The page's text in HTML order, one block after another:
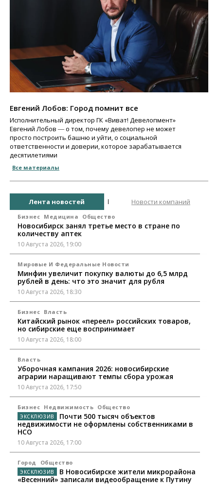
Евгений Лобов: Город помнит все
Исполнительный директор ГК «Виват! Девелопмент»
Евгений Лобов ― о том, почему девелопер не может
просто построить башню и уйти, о социальной
ответственности и доверии, которое зарабатывается
десятилетиями
Все материалы
Лента новостей Новости компаний
Бизнес Медицина Общество
Новосибирск занял третье место в стране по
количеству аптек
10 Августа 2026, 19:00
Мировые И Федеральные Новости
Минфин увеличит покупку валюты до 6,5 млрд
рублей в день: что это значит для рубля
10 Августа 2026, 18:30
Бизнес Власть
Китайский рынок «переел» российских товаров,
но сибирские еще воспринимает
10 Августа 2026, 18:00
Власть
Уборочная кампания 2026: новосибирские
аграрии наращивают темпы сбора урожая
10 Августа 2026, 17:50
Бизнес Недвижимость Общество
Почти 500 тысяч объектов
недвижимости не оформлены собственниками в
НСО
10 Августа 2026, 17:00
Город Общество
В Новосибирске жители микрорайона
«Весенний» записали видеообращение к Путину